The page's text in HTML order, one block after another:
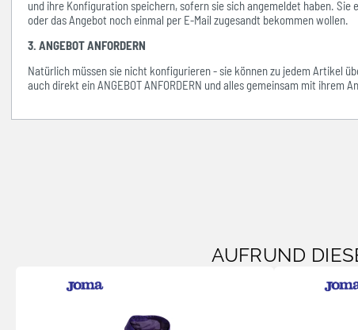
und ihre Konfiguration speichern, sofern sie sich angemeldet haben. Sie
oder das Angebot noch einmal per E-Mail zugesandt bekommen wollen.
3. ANGEBOT ANFORDERN
Natürlich müssen sie nicht konfigurieren - sie können zu jedem Artikel
auch direkt ein ANGEBOT ANFORDERN und alles gemeinsam mit ihrem
AUFRUND